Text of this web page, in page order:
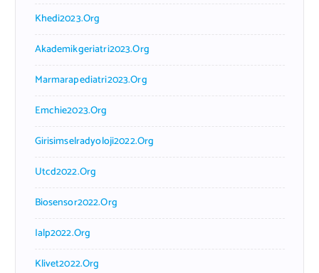
Khedi2023.org
Akademikgeriatri2023.org
Marmarapediatri2023.org
Emchie2023.org
Girisimselradyoloji2022.org
Utcd2022.org
Biosensor2022.org
Ialp2022.org
Klivet2022.org